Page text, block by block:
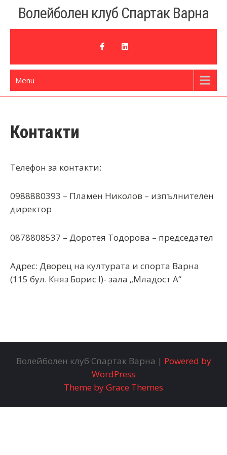
content
Волейболен клуб Спартак Варна
Menu
Контакти
Телефон за контакти:
0988880393 – Пламен Николов – изпълнителен
директор
0878808537 – Доротея Тодорова – председател
Адрес: Дворец на културата и спорта Варна
(115 бул. Княз Борис I)- зала „Младост А“
Волейболен клуб Спартак Варна | Powered by
WordPress
Theme by Grace Themes